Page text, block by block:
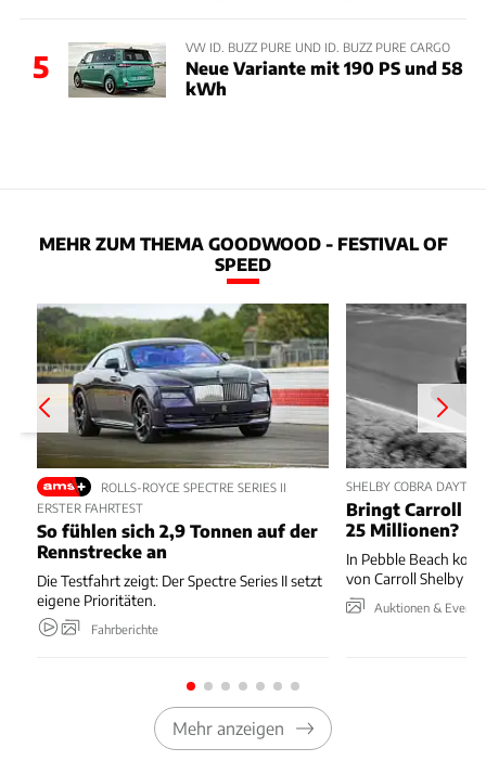
5
VW ID. BUZZ PURE UND ID. BUZZ PURE CARGO
Neue Variante mit 190 PS und 58
kWh
MEHR ZUM THEMA GOODWOOD - FESTIVAL OF
SPEED
ROLLS-ROYCE SPECTRE SERIES II
ERSTER FAHRTEST
So fühlen sich 2,9 Tonnen auf der
Rennstrecke an
Die Testfahrt zeigt: Der Spectre Series II setzt
eigene Prioritäten.
Fahrberichte
SHELBY COBRA
Bringt Carroll
25 Millionen?
In Pebble Beach
von Carroll Shelby
Auktionen & Events
Mehr anzeigen